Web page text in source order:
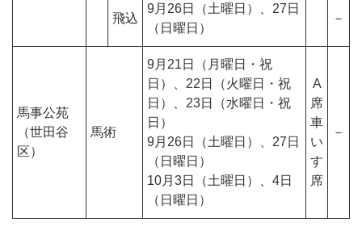
飛込
9月26日（土曜日）、27日
（日曜日）
－
馬事公苑
（世田谷
区）
馬術
9月21日（月曜日・祝
日）、22日（火曜日・祝
日）、23日（水曜日・祝
日）
9月26日（土曜日）、27日
（日曜日）
10月3日（土曜日）、4日
（日曜日）
A
席
車
い
す
席
－